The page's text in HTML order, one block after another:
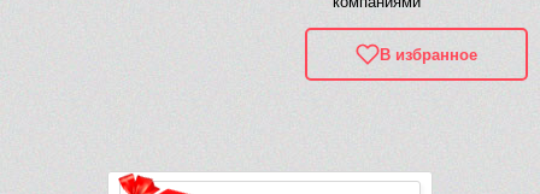
В избранное